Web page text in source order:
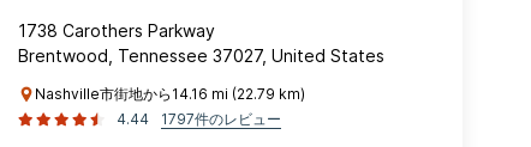
1738 Carothers Parkway
Brentwood, Tennessee 37027, United States
Nashville市街地から14.16 mi (22.79 km)
4.44
1797件のレビュー